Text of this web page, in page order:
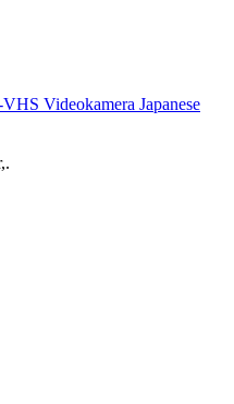
Videokamera Japanese
,.